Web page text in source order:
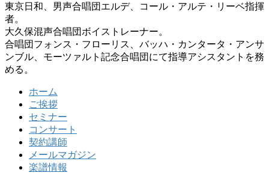
東京日和、男声合唱団エルデ、コール・アルテ・リーベ指揮
者。
大久保混声合唱団ボイストレーナー。
合唱団フォンス・フローリス、バッハ・カンタータ・アンサ
ンブル、モーツァルト記念合唱団にて指導アシスタントを務
める。
ホーム
ご挨拶
セミナー
コンサート
契約講師
メールマガジン
楽譜情報